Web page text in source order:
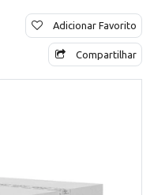
Adicionar Favorito
Compartilhar